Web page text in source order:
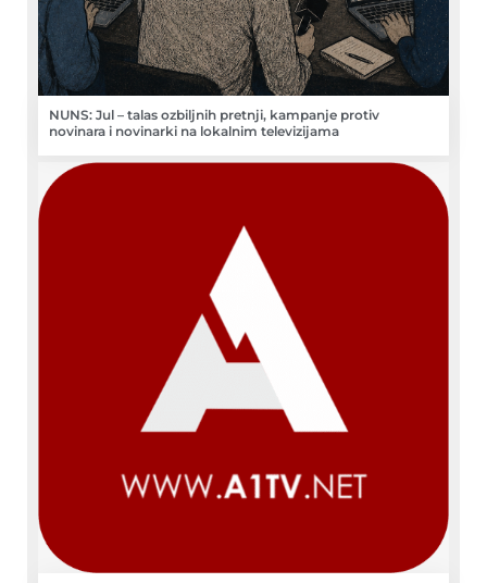
NUNS: Jul – talas ozbiljnih pretnji, kampanje protiv
novinara i novinarki na lokalnim televizijama